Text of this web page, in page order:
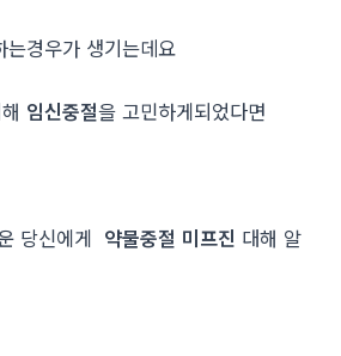
경우가 생기는데요
임신중절을 고민하게되었다면
당신에게 약물중절 미프진 대해 알